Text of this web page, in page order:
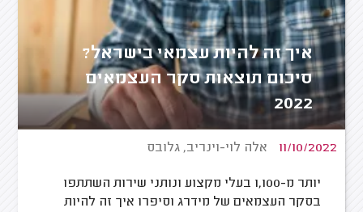
איך זה להיות עצמאי בישראל?
סיכום תוצאות סקר העצמאים
2022
11/10/2022 אלה לוי-וינריב, גלובס
יותר מ-1,100 בעלי מקצוע ונותני שירות השתתפו
בסקר העצמאים של מידרג וסיפרו איך זה להיות